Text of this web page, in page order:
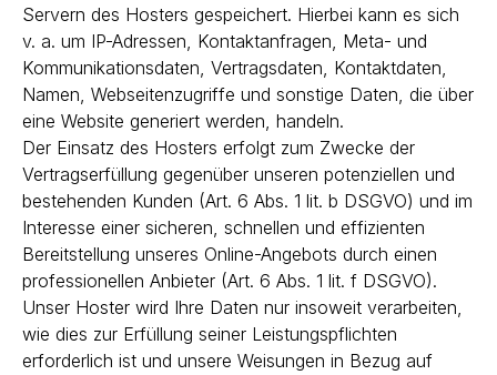
Servern des Hosters gespeichert. Hierbei kann es sich
v. a. um IP-Adressen, Kontaktanfragen, Meta- und
Kommunikationsdaten, Vertragsdaten, Kontaktdaten,
Namen, Webseitenzugriffe und sonstige Daten, die über
eine Website generiert werden, handeln.
Der Einsatz des Hosters erfolgt zum Zwecke der
Vertragserfüllung gegenüber unseren potenziellen und
bestehenden Kunden (Art. 6 Abs. 1 lit. b DSGVO) und im
Interesse einer sicheren, schnellen und effizienten
Bereitstellung unseres Online-Angebots durch einen
professionellen Anbieter (Art. 6 Abs. 1 lit. f DSGVO).
Unser Hoster wird Ihre Daten nur insoweit verarbeiten,
wie dies zur Erfüllung seiner Leistungspflichten
erforderlich ist und unsere Weisungen in Bezug auf